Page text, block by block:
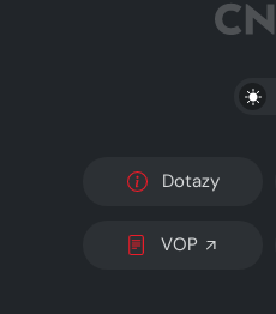
Dotazy
VOP